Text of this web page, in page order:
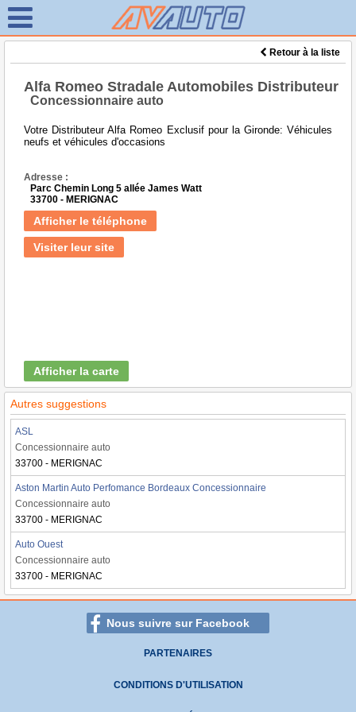
Retour à la liste
Alfa Romeo Stradale Automobiles Distributeur
Concessionnaire auto
Votre Distributeur Alfa Romeo Exclusif pour la Gironde: Véhicules
neufs et véhicules d'occasions
Adresse :
Parc Chemin Long 5 allée James Watt
33700 - MERIGNAC
Afficher le téléphone
Visiter leur site
Afficher la carte
Autres suggestions
ASL
Concessionnaire auto
33700 - MERIGNAC
Aston Martin Auto Perfomance Bordeaux Concessionnaire
Concessionnaire auto
33700 - MERIGNAC
Auto Ouest
Concessionnaire auto
33700 - MERIGNAC
Nous suivre sur Facebook
PARTENAIRES
CONDITIONS D'UTILISATION